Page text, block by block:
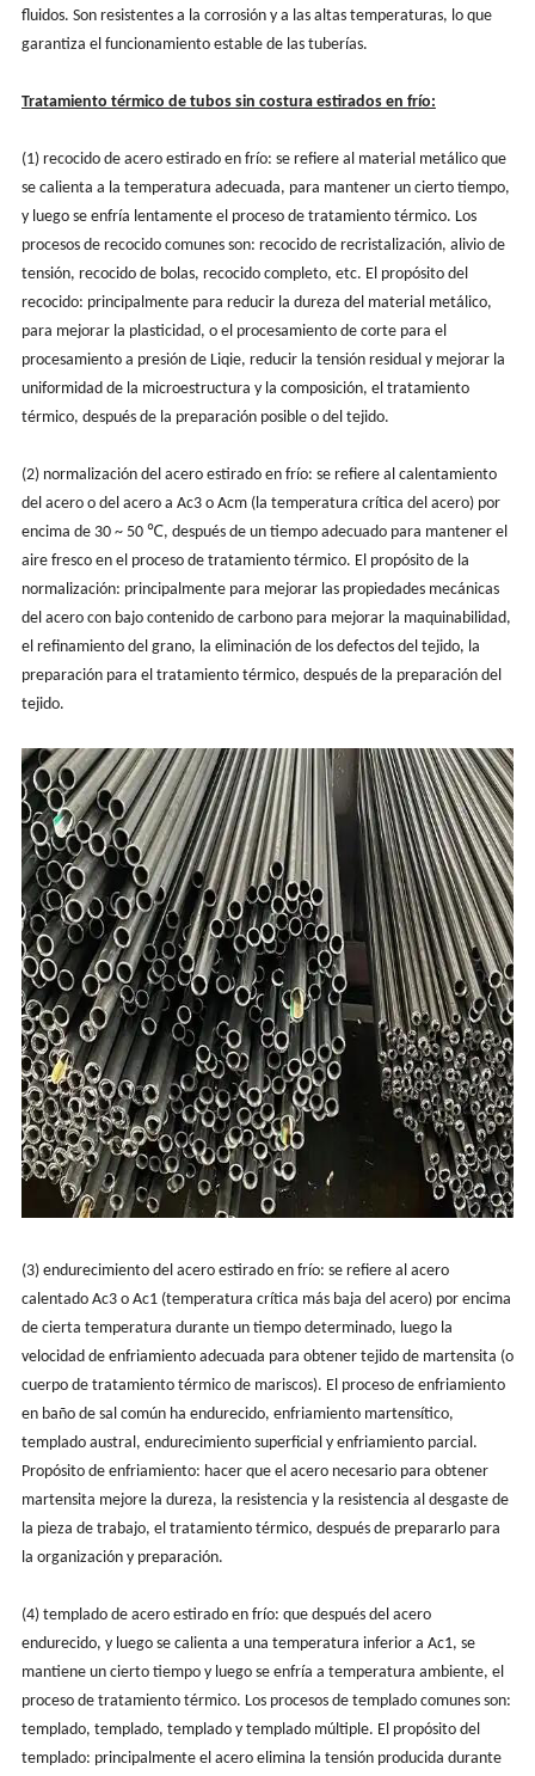
fluidos. Son resistentes a la corrosión y a las altas temperaturas, lo que
garantiza el funcionamiento estable de las tuberías.
Tratamiento térmico de tubos sin costura estirados en frío:
(1) recocido de acero estirado en frío: se refiere al material metálico que
se calienta a la temperatura adecuada, para mantener un cierto tiempo,
y luego se enfría lentamente el proceso de tratamiento térmico. Los
procesos de recocido comunes son: recocido de recristalización, alivio de
tensión, recocido de bolas, recocido completo, etc. El propósito del
recocido: principalmente para reducir la dureza del material metálico,
para mejorar la plasticidad, o el procesamiento de corte para el
procesamiento a presión de Liqie, reducir la tensión residual y mejorar la
uniformidad de la microestructura y la composición, el tratamiento
térmico, después de la preparación posible o del tejido.
(2) normalización del acero estirado en frío: se refiere al calentamiento
del acero o del acero a Ac3 o Acm (la temperatura crítica del acero) por
encima de 30 ~ 50 ℃, después de un tiempo adecuado para mantener el
aire fresco en el proceso de tratamiento térmico. El propósito de la
normalización: principalmente para mejorar las propiedades mecánicas
del acero con bajo contenido de carbono para mejorar la maquinabilidad,
el refinamiento del grano, la eliminación de los defectos del tejido, la
preparación para el tratamiento térmico, después de la preparación del
tejido.
(3) endurecimiento del acero estirado en frío: se refiere al acero
calentado Ac3 o Ac1 (temperatura crítica más baja del acero) por encima
de cierta temperatura durante un tiempo determinado, luego la
velocidad de enfriamiento adecuada para obtener tejido de martensita (o
cuerpo de tratamiento térmico de mariscos). El proceso de enfriamiento
en baño de sal común ha endurecido, enfriamiento martensítico,
templado austral, endurecimiento superficial y enfriamiento parcial.
Propósito de enfriamiento: hacer que el acero necesario para obtener
martensita mejore la dureza, la resistencia y la resistencia al desgaste de
la pieza de trabajo, el tratamiento térmico, después de prepararlo para
la organización y preparación.
(4) templado de acero estirado en frío: que después del acero
endurecido, y luego se calienta a una temperatura inferior a Ac1, se
mantiene un cierto tiempo y luego se enfría a temperatura ambiente, el
proceso de tratamiento térmico. Los procesos de templado comunes son:
templado, templado, templado y templado múltiple. El propósito del
templado: principalmente el acero elimina la tensión producida durante